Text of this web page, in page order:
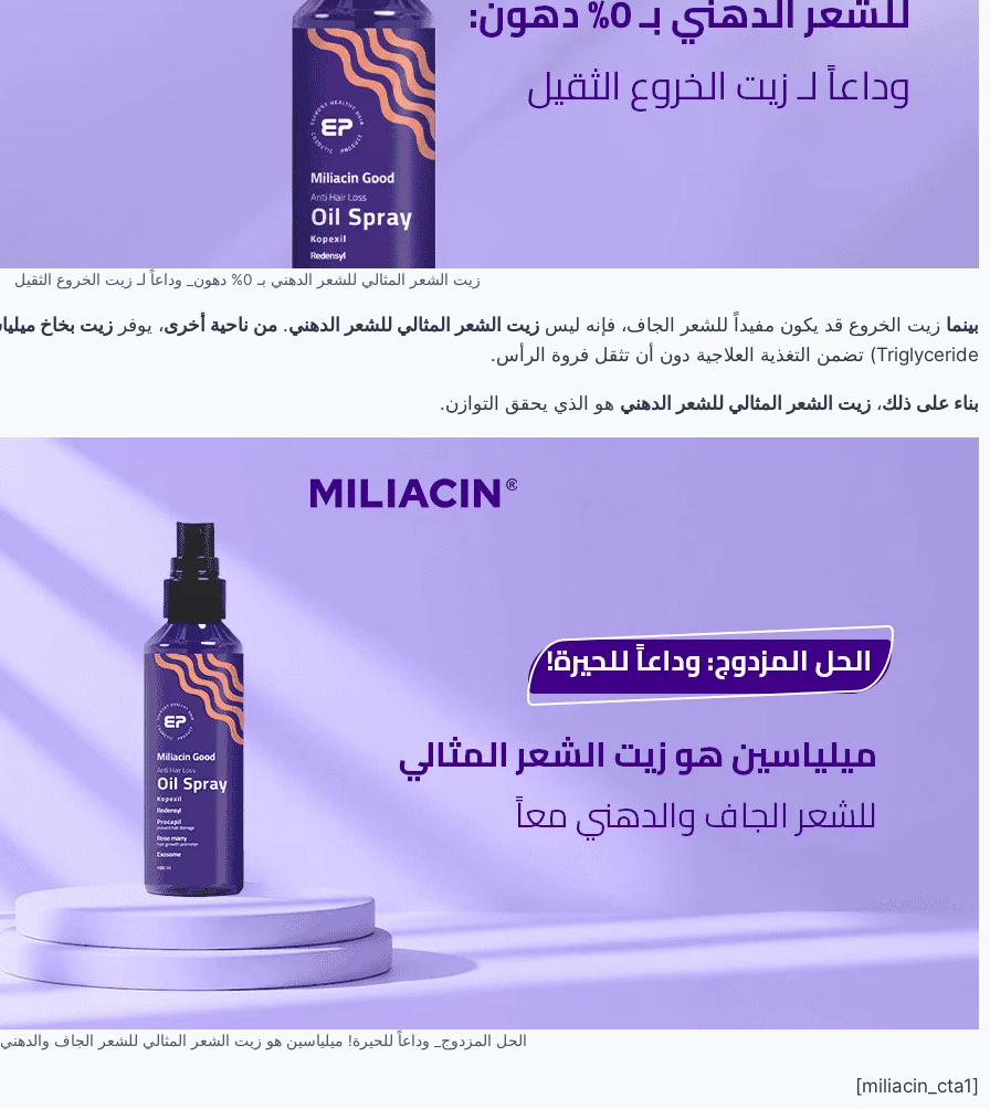
زيت الشعر المثالي للشعر الدهني بـ 0% دهون_ وداعاً لـ زيت الخروع الثقيل
بينما زيت الخروع قد يكون مفيداً للشعر الجاف، فإنه ليس زيت الشعر المثالي للشعر الدهني. من ناحية أخرى، يوفر زيت بخاخ
Triglyceride) تضمن التغذية العلاجية دون أن تثقل فروة الرأس.
بناء على ذلك، زيت الشعر المثالي للشعر الدهني هو الذي يحقق التوازن.
الحل المزدوج_ وداعاً للحيرة! ميلياسين هو زيت الشعر المثالي للشعر الجاف
[miliacin_cta1]